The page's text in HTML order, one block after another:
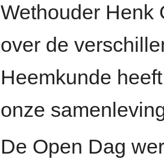
Wethouder Henk
over de
Heemkunde
onze
De Open Dag